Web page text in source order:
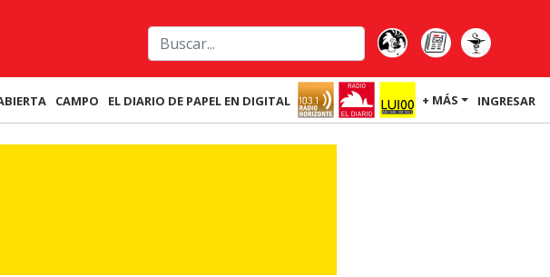
CAMPO EL DIARIO DE PAPEL EN DIGITAL + MÁS INGRESAR